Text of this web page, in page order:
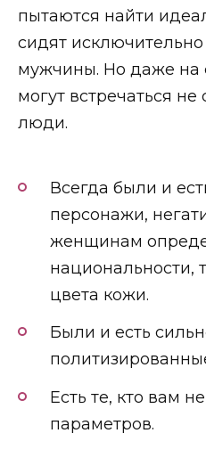
пытаются найти
сидят
мужчины. Но даже на
могут встречаться
люди.
Всегда были и
персонажи,
женщинам
национальности,
цвета кожи.
Были и есть
Есть те, кто вам
параметров.